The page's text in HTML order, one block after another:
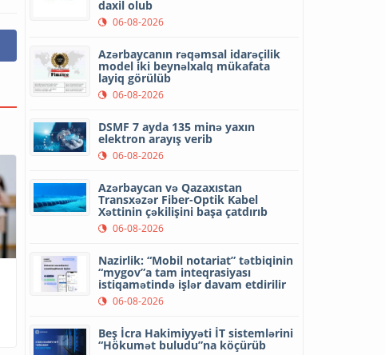
daxil olub
06-08-2026
Azərbaycanın rəqəmsal idarəçilik
model iki beynəlxalq mükafata
layiq görülüb
06-08-2026
DSMF 7 ayda 135 minə yaxın
elektron arayış verib
06-08-2026
Azərbaycan və Qazaxıstan
Transxəzər Fiber-Optik Kabel
Xəttinin çəkilişini başa çatdırıb
06-08-2026
Nazirlik: “Mobil notariat” tətbiqinin
“mygov”a tam inteqrasiyası
istiqamətində işlər davam etdirilir
06-08-2026
Beş İcra Hakimiyyəti İT sistemlərini
“Hökumət buludu”na köçürüb